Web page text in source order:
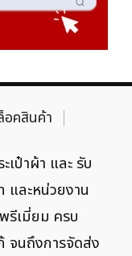
คสินค้า
เป๋าผ้า และ รับ
และหน่วยงาน
รีเมี่ยม ครบ
จนถึงการจัดส่ง